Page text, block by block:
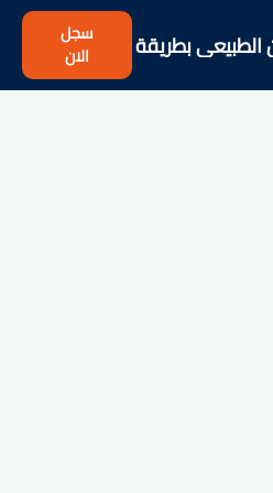
الطبيعي بطريقة
سجل
الان